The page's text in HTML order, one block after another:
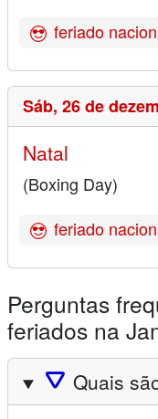
feriado
Sáb, 26 de
Natal
(Boxing Day)
feriado
Perguntas
feriados na
🛆 Quais